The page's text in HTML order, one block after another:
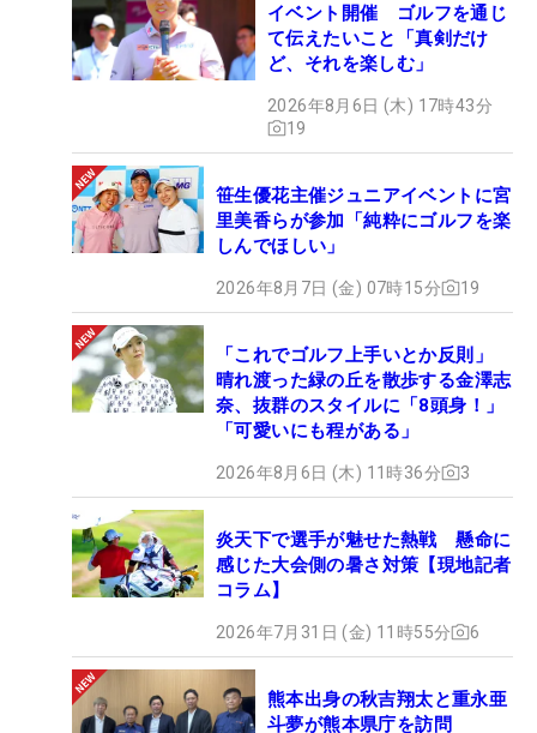
イベント開催 ゴルフを通じ
て伝えたいこと「真剣だけ
ど、それを楽しむ」
2026年8月6日 (木) 17時43分
19
笹生優花主催ジュニアイベントに宮
里美香らが参加「純粋にゴルフを楽
しんでほしい」
2026年8月7日 (金) 07時15分 19
「これでゴルフ上手いとか反則」
晴れ渡った緑の丘を散歩する金澤志
奈、抜群のスタイルに「8頭身！」
「可愛いにも程がある」
2026年8月6日 (木) 11時36分 3
炎天下で選手が魅せた熱戦 懸命に
感じた大会側の暑さ対策【現地記者
コラム】
2026年7月31日 (金) 11時55分 6
熊本出身の秋吉翔太と重永亜
斗夢が熊本県庁を訪問